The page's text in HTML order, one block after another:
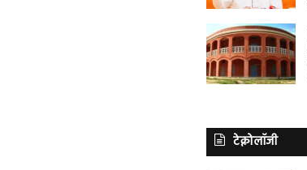
टेक्नोलॉजी